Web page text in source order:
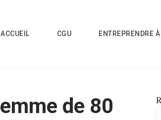
ACCUEIL CGU ENTREPRENDRE
de 80